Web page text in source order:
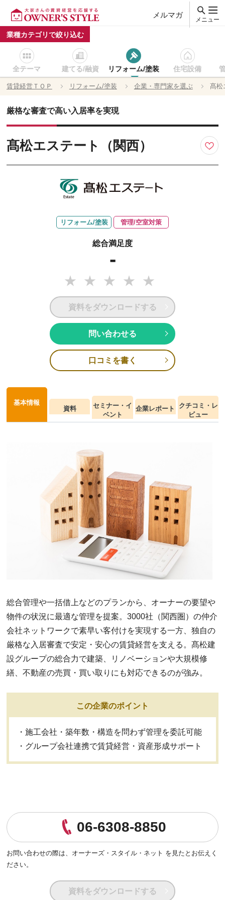
メルマガ
メニュー
業種カテゴリで絞り込む
全テーマ 建てる/融資 リフォーム/塗装 住宅設備
賃貸経営ＴＯＰ リフォーム/塗装 企業・専門家を選ぶ 髙松
厳格な審査で高い入居率を実現
髙松エステート（関西）
リフォーム/塗装 管理/空室対策
総合満足度
-
資料をダウンロードする
問い合わせる
口コミを書く
基本情報
資料
セミナー・イ
ベント
企業レポート
クチコミ・レ
ビュー
総合管理や一括借上などのプランから、オーナーの要望や
物件の状況に最適な管理を提案。3000社（関西圏）の仲介
会社ネットワークで素早い客付けを実現する一方、独自の
厳格な入居審査で安定・安心の賃貸経営を支える。髙松建
設グループの総合力で建築、リノベーションや大規模修
繕、不動産の売買・買い取りにも対応できるのが強み。
この企業のポイント
・施工会社・築年数・構造を問わず管理を委託可能
・グループ会社連携で賃貸経営・資産形成サポート
06-6308-8850
お問い合わせの際は、 オーナーズ・スタイル・ネット を見たとお伝えく
ださい。
資料をダウンロードする